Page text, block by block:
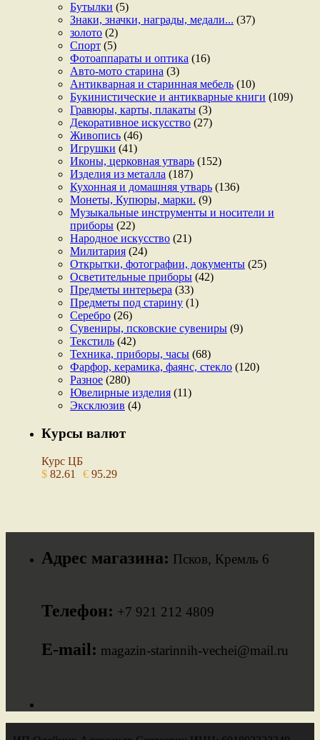
Бутылки (5)
Знаки, значки, награды, медали... (37)
золото (2)
Спорт (5)
Фотоаппараты и оптика (16)
Авто-мото старина (3)
Антикварная и старинная мебель (10)
Букинистические и антикварные книги (109)
Гравюры, карты, плакаты (3)
Декоративное искусство (27)
Живопись (46)
Игрушки (41)
Иконы, церковная утварь (152)
Изделия из металла (187)
Кухонная и домашняя утварь (136)
Монеты, Купюры, марки. (9)
Музыкальные инструменты и носители и
приборы (22)
Народное искусство (21)
Милитария (24)
Открытки, фотографии, документы (25)
Осветительные приборы (42)
Предметы интерьера (33)
Предметы под старину (1)
Серебро (26)
Сувениры, псковские сувениры (9)
Текстиль (42)
Техника, приборы, часы (68)
Фарфор, керамика, фаянс, стекло (120)
Разное (280)
Ювелирные изделия (11)
Эксклюзив (4)
Курсы валют
Курс ЦБ
$ 82.61 € 95.29
Адрес магазина: Псков, Кремль 6
Телефон: +7 921 212 4809
E-mail: magazin-starinnih-vechei@mail.ru